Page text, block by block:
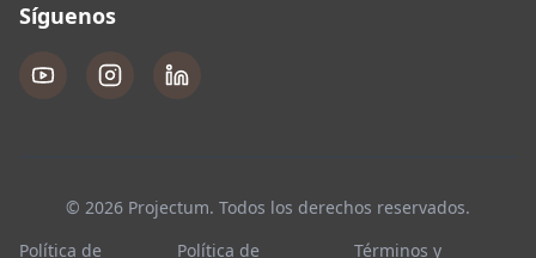
Síguenos
© 2026 Projectum. Todos los derechos reservados.
Política de
Política de Términos y